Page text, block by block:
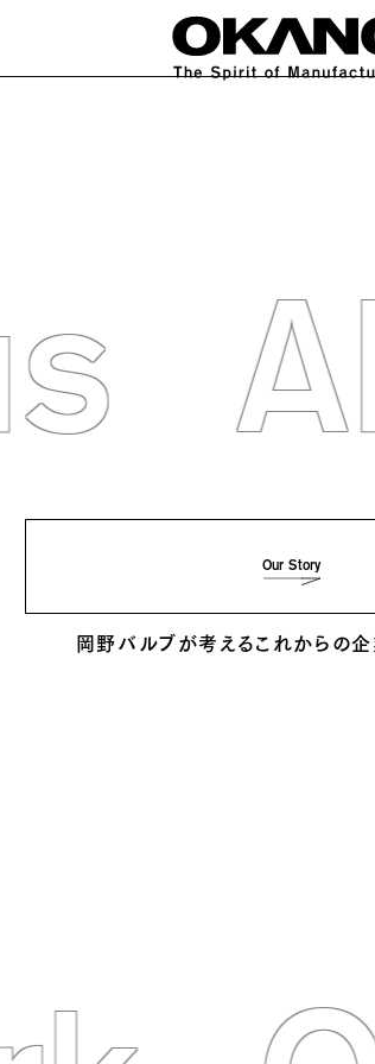
ABOUT US WORKS FEATURE
Our Story
岡野バルブが考えるこれからの企